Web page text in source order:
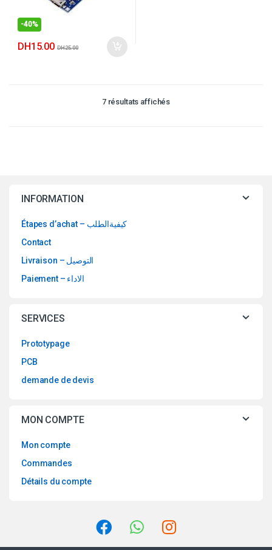
-40%
DH15.00 DH25.00
7 résultats affichés
INFORMATION
Étapes d’achat – كيفيةالطلب
Contact
Livraison – التوصيل
Paiement – الاداء
SERVICES
Prototypage
PCB
demande de devis
MON COMPTE
Mon compte
Commandes
Détails du compte